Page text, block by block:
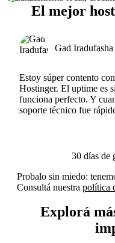
El mejor
Gad Iradufasha
Estoy súper contento
Hostinger. El uptime es
funciona perfecto. Y
soporte técnico fue
30 días de
Probalo sin miedo:
Consultá nuestra política
Explorá